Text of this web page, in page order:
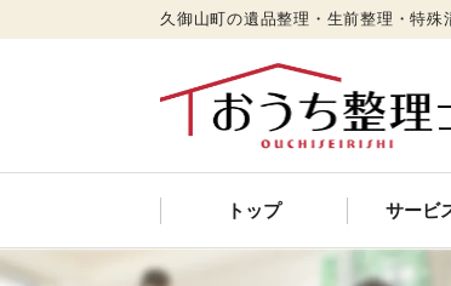
久御山町の遺品整理・生前整理・特殊
トップ サービ